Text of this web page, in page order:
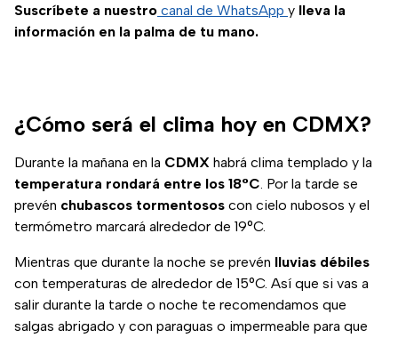
Suscríbete a nuestro canal de WhatsApp y lleva la
información en la palma de tu mano.
¿Cómo será el clima hoy en CDMX?
Durante la mañana en la CDMX habrá clima templado y la
temperatura rondará entre los 18°C. Por la tarde se
prevén chubascos tormentosos con cielo nubosos y el
termómetro marcará alrededor de 19°C.
Mientras que durante la noche se prevén lluvias débiles
con temperaturas de alrededor de 15°C. Así que si vas a
salir durante la tarde o noche te recomendamos que
salgas abrigado y con paraguas o impermeable para que